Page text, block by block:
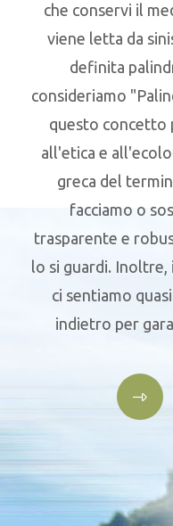
che conservi il
viene letta da
definita
consideriamo
questo concetto
all'etica e
greca del
facciamo o
trasparente e
lo si guardi.
ci sentiamo
indietro per